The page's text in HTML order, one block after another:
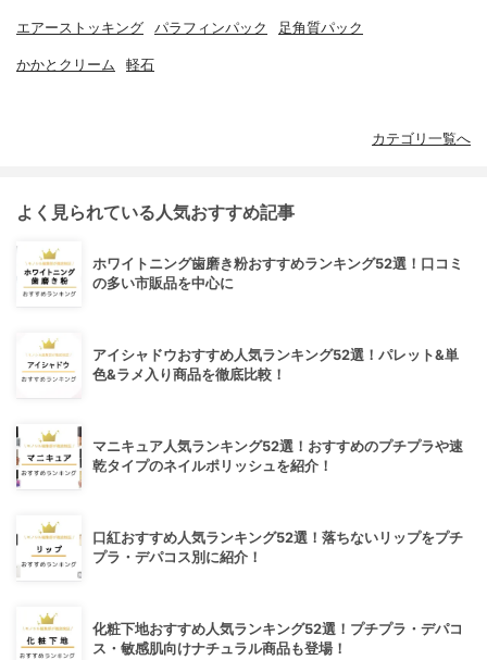
エアーストッキング パラフィンパック 足角質パック
かかとクリーム 軽石
カテゴリ一覧へ
よく見られている人気おすすめ記事
ホワイトニング歯磨き粉おすすめランキング52選！口コミ
の多い市販品を中心に
アイシャドウおすすめ人気ランキング52選！パレット&単
色&ラメ入り商品を徹底比較！
マニキュア人気ランキング52選！おすすめのプチプラや速
乾タイプのネイルポリッシュを紹介！
口紅おすすめ人気ランキング52選！落ちないリップをプチ
プラ・デパコス別に紹介！
化粧下地おすすめ人気ランキング52選！プチプラ・デパコ
ス・敏感肌向けナチュラル商品も登場！